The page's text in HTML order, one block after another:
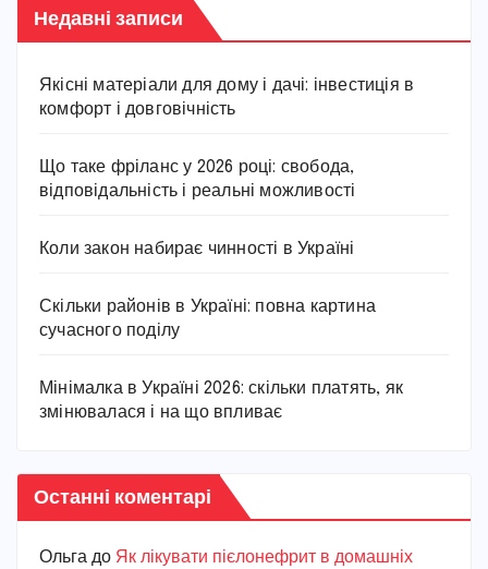
Недавні записи
Якісні матеріали для дому і дачі: інвестиція в
комфорт і довговічність
Що таке фріланс у 2026 році: свобода,
відповідальність і реальні можливості
Коли закон набирає чинності в Україні
Скільки районів в Україні: повна картина
сучасного поділу
Мінімалка в Україні 2026: скільки платять, як
змінювалася і на що впливає
Останні коментарі
Ольга до Як лікувати пієлонефрит в домашніх